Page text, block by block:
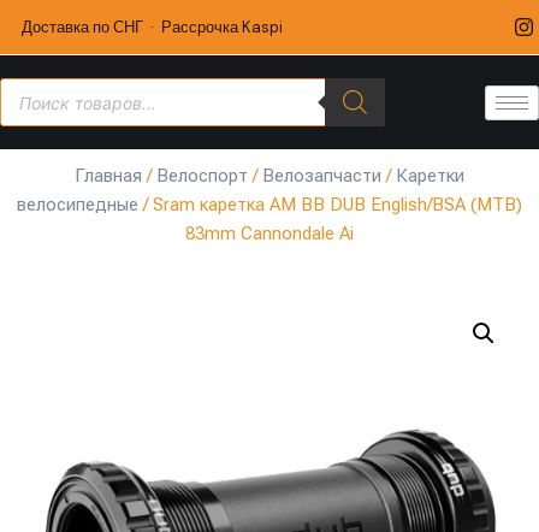
Доставка по СНГ · Рассрочка Kaspi
Главная / Велоспорт / Велозапчасти / Каретки
велосипедные / Sram каретка AM BB DUB English/BSA (MTB)
83mm Cannondale Ai